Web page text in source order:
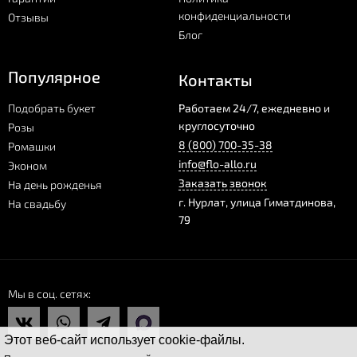
Этот веб-сайт использует cookie-файлы.
видов доступны к покупке прямо сейчас.
Отзывы
конфиденциальности
Блог
Популярное
Подобрать букет
Розы
Ромашки
Эконом
На день рожденья
На свадьбу
Контакты
Работаем 24/7, ежедневно и
круглосуточно
8 (800) 700-35-38
info@flo-allo.ru
Заказать звонок
г. Нурлат,улица Гиматдинова,
79
Мы в соц. сетях